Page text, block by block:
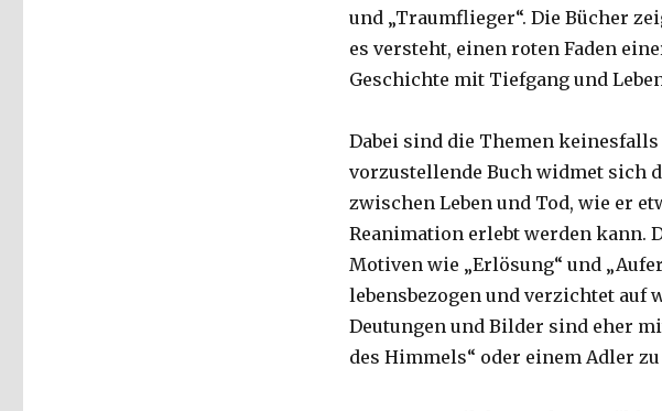
und „Traumflieger“. Die Bücher
es versteht, einen roten Faden
Geschichte mit Tiefgang und
Dabei sind die Themen
vorzustellende Buch widmet sich
zwischen Leben und Tod, wie er
Reanimation erlebt werden kann.
Motiven wie „Erlösung“ und
lebensbezogen und verzichtet auf
Deutungen und Bilder sind eher
des Himmels“ oder einem Adler